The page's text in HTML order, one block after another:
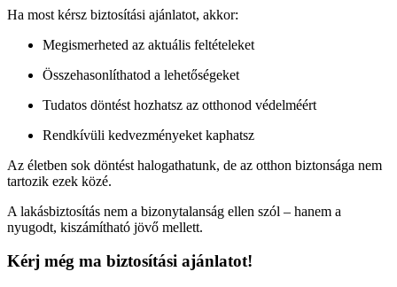
Ha most kérsz biztosítási ajánlatot, akkor:
Megismerheted az aktuális feltételeket
Összehasonlíthatod a lehetőségeket
Tudatos döntést hozhatsz az otthonod védelméért
Rendkívüli kedvezményeket kaphatsz
Az életben sok döntést halogathatunk, de az otthon biztonsága nem
tartozik ezek közé.
A lakásbiztosítás nem a bizonytalanság ellen szól – hanem a
nyugodt, kiszámítható jövő mellett.
Kérj még ma biztosítási ajánlatot!